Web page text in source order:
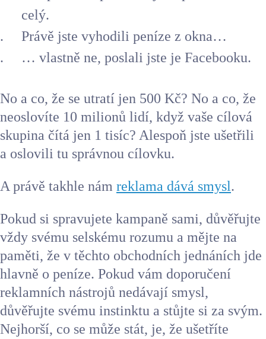
celý.
Právě jste vyhodili peníze z okna…
… vlastně ne, poslali jste je Facebooku.
No a co, že se utratí jen 500 Kč? No a co, že
neoslovíte 10 milionů lidí, když vaše cílová
skupina čítá jen 1 tisíc? Alespoň jste ušetřili
a oslovili tu správnou cílovku.
A právě takhle nám reklama dává smysl.
Pokud si spravujete kampaně sami, důvěřujte
vždy svému selskému rozumu a mějte na
paměti, že v těchto obchodních jednáních jde
hlavně o peníze. Pokud vám doporučení
reklamních nástrojů nedávají smysl,
důvěřujte svému instinktu a stůjte si za svým.
Nejhorší, co se může stát, je, že ušetříte